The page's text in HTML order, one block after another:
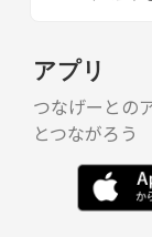
アプリ
つなげーとの
とつながろう